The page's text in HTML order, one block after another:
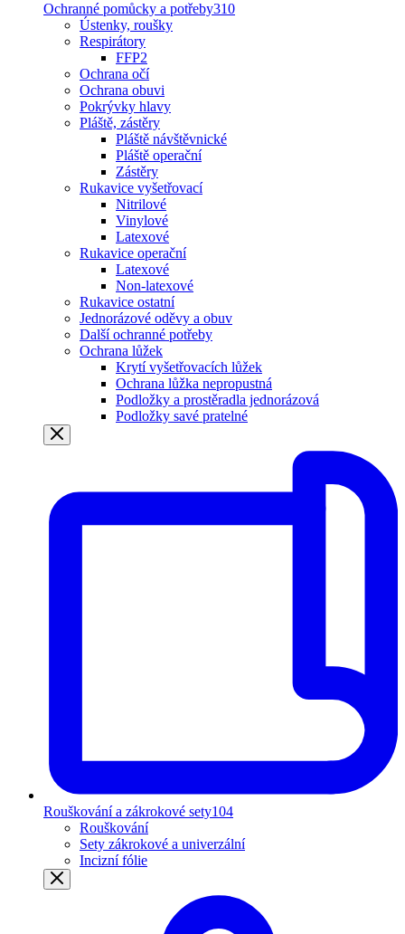
Ochranné pomůcky a potřeby310
Ústenky, roušky
Respirátory
FFP2
Ochrana očí
Ochrana obuvi
Pokrývky hlavy
Pláště, zástěry
Pláště návštěvnické
Pláště operační
Zástěry
Rukavice vyšetřovací
Nitrilové
Vinylové
Latexové
Rukavice operační
Latexové
Non-latexové
Rukavice ostatní
Jednorázové oděvy a obuv
Další ochranné potřeby
Ochrana lůžek
Krytí vyšetřovacích lůžek
Ochrana lůžka nepropustná
Podložky a prostěradla jednorázová
Podložky savé pratelné
Rouškování a zákrokové sety104
Rouškování
Sety zákrokové a univerzální
Incizní fólie